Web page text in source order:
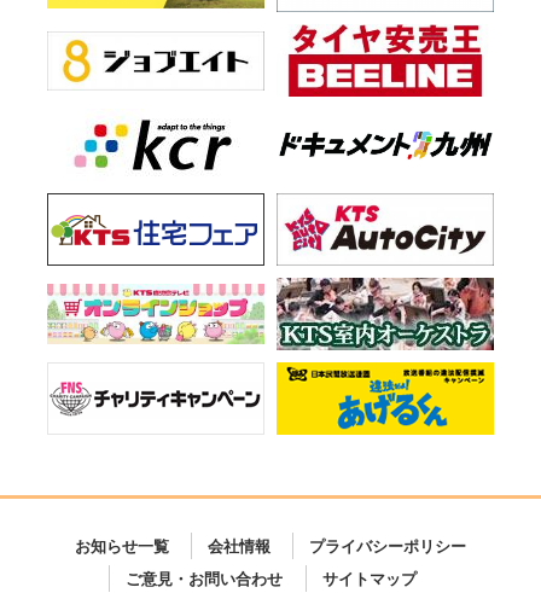
お知らせ一覧 会社情報
プライバシーポリシー
ご意見・お問い合わせ
サイトマップ